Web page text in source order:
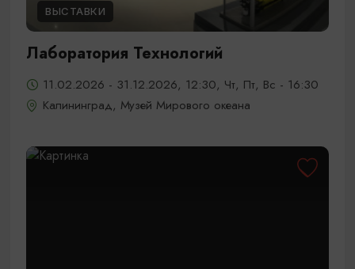
ВЫСТАВКИ
Лаборатория Технологий
11.02.2026 - 31.12.2026, 12:30, Чт, Пт, Вс - 16:30
Калининград, Музей Мирового океана